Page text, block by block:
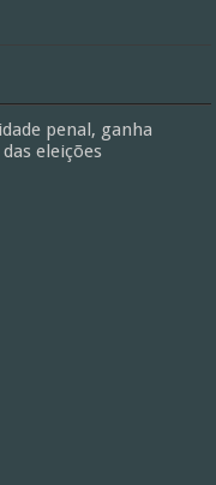
penal, ganha
eleições